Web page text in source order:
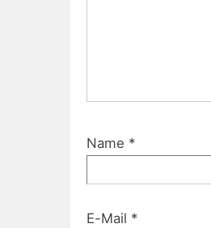
Name *
E-Mail *